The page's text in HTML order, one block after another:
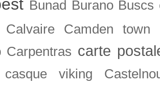
Bunad Burano Buscs
Calvaire Camden town
Carpentras carte
casque viking